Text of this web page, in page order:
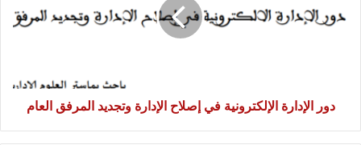
إصلاح
دور الإدارة الإلكترونية في إصلاح الإدارة وتجديد المرفق العام